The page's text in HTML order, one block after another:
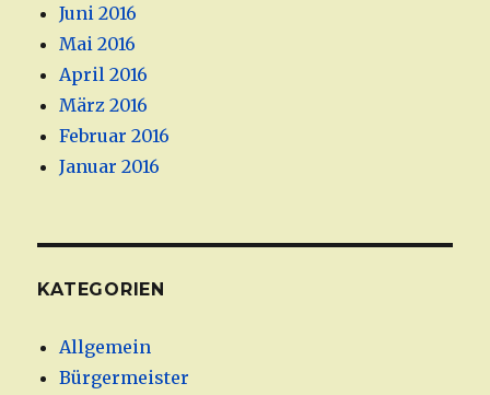
Juni 2016
Mai 2016
April 2016
März 2016
Februar 2016
Januar 2016
KATEGORIEN
Allgemein
Bürgermeister